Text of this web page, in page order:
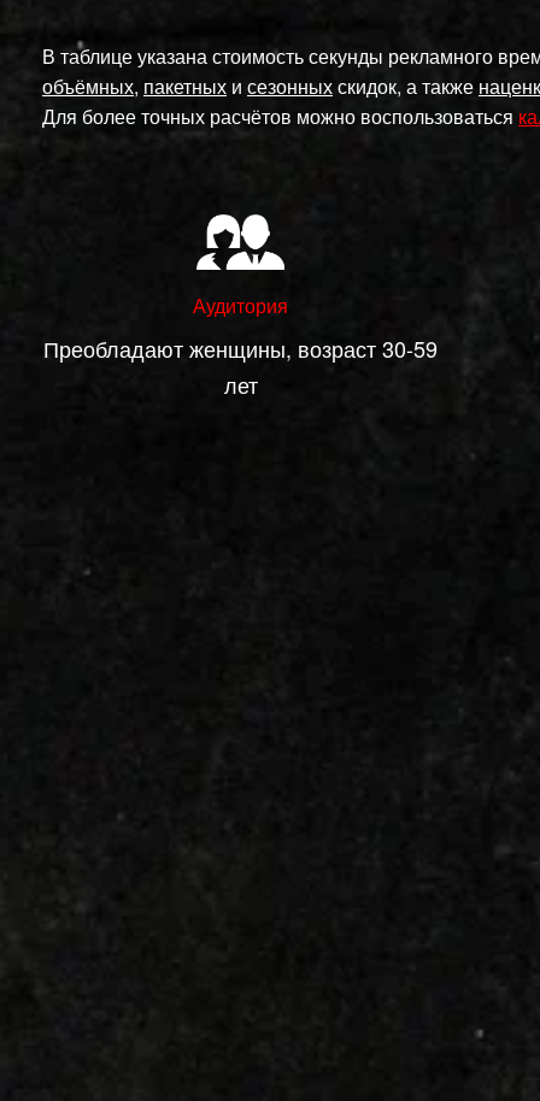
В таблице указана стоимость секунды рекламного
объёмных, пакетных и сезонныхскидок, а также
Для более точных расчётов можно воспользоваться
Аудитория
Преобладают женщины, возраст 30-59
лет